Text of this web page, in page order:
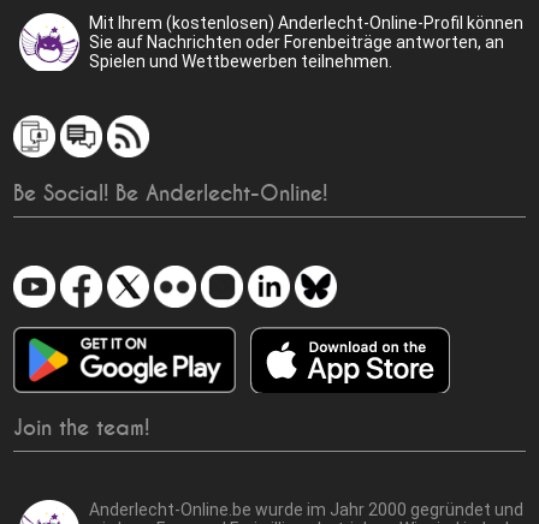
Mit Ihrem (kostenlosen) Anderlecht-Online-Profil können
Sie auf Nachrichten oder Forenbeiträge antworten, an
Spielen und Wettbewerben teilnehmen.
Be Social! Be Anderlecht-Online!
Join the team!
Anderlecht-Online.be wurde im Jahr 2000 gegründet und